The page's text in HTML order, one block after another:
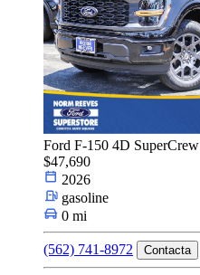
Ford F-150 4D SuperCrew
$47,690
2026
gasoline
0 mi
(562) 741-8972 Contacta